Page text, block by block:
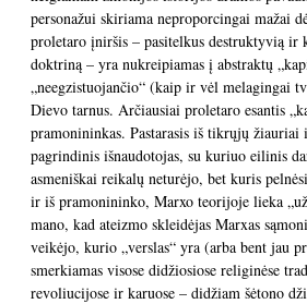
personažui skiriama neproporcingai mažai
proletaro įniršis – pasitelkus destruktyvią ir
doktriną – yra nukreipiamas į abstraktų
„neegzistuojančio“ (kaip ir vėl melagingai
Dievo tarnus. Arčiausiai proletaro esantis
pramonininkas. Pastarasis iš tikrųjų
pagrindinis išnaudotojas, su kuriuo eilinis
asmeniškai reikalų neturėjo, bet kuris
ir iš pramonininko, Marxo teorijoje lieka
mano, kad ateizmo skleidėjas Marxas
veikėjo, kurio „verslas“ yra (arba bent jau
smerkiamas visose didžiosiose religinėse
revoliucijose ir karuose – didžiam šėtono